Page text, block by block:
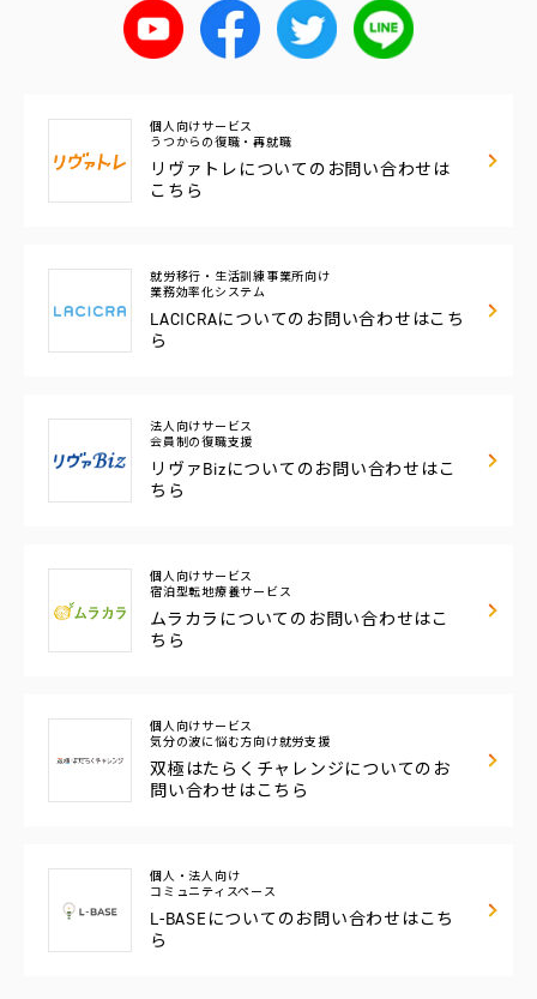
個人向けサービス
うつからの復職・再就職
リヴァトレについての お問い合わせは
こちら
就労移行・生活訓練事業所向け
業務効率化システム
LACICRAについての お問い合わせはこち
ら
法人向けサービス
会員制の復職支援
リヴァBizについてのお問い合わせはこ
ちら
個人向けサービス
宿泊型転地療養サービス
ムラカラについての お問い合わせはこ
ちら
個人向けサービス
気分の波に悩む方向け就労支援
双極はたらくチャレンジについてのお
問い合わせはこちら
個人・法人向け
コミュニティスペース
L-BASEについてのお問い合わせはこち
ら